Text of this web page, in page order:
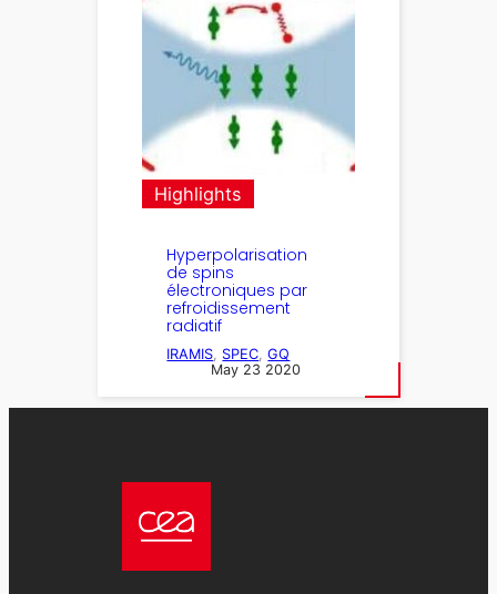
Highlights
Hyperpolarisation
de spins
électroniques par
refroidissement
radiatif
IRAMIS SPEC , GQ
May 23 2020